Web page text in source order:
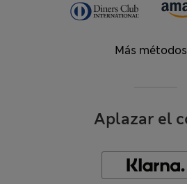
Más métodos
Aplazar el